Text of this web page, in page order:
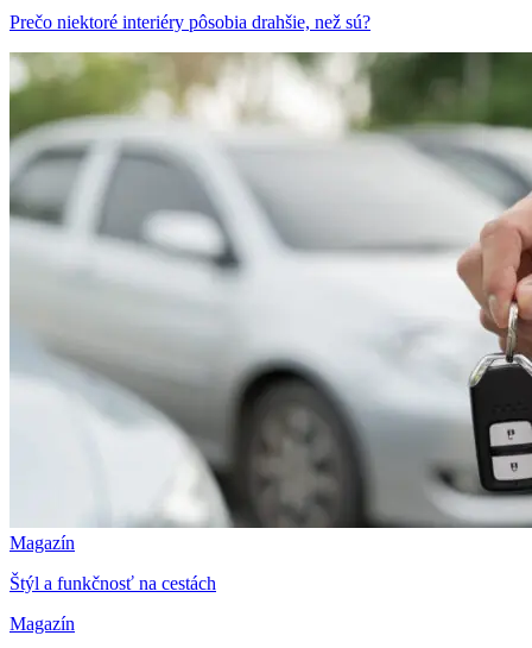
Prečo niektoré interiéry pôsobia drahšie, než sú?
Magazín
Štýl a funkčnosť na cestách
Magazín